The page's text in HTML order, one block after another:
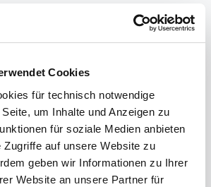
Cookies
für technisch notwendige
um Inhalte und Anzeigen zu
für soziale Medien anbieten
Zugriffe auf unsere Website zu
geben wir Informationen zu Ihrer
Website an unsere Partner für
Pferdestall
Typ 10